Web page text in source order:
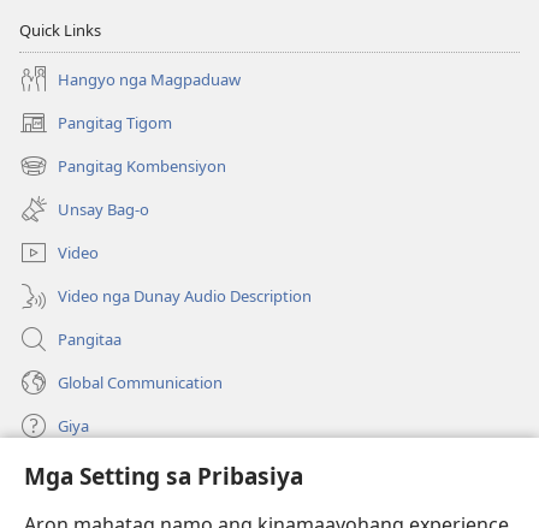
Mga Setting sa Pribasiya
Quick Links
Hangyo nga Magpaduaw
Pangitag Tigom
(mo-
open
ug
bag-
ong
window)
Pangitag Kombensiyon
(mo-
open
ug
bag-
ong
window)
Unsay Bag-o
Video
Video nga Dunay Audio Description
Pangitaa
Global Communication
Giya
Donasyon
(mo-
open